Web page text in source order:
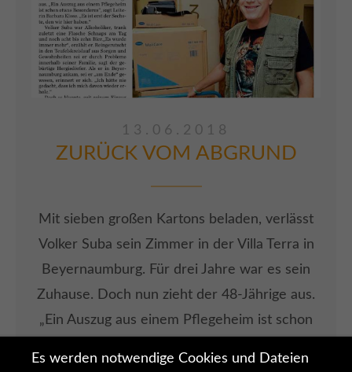
ARTIKEL LESEN
13.06.2018
ZURÜCK VOM ABGRUND
Mit sieben großen Kartons beladen, verlässt
Volker Suba sein Zimmer in der Villa Terra in
Beyernaumburg. Für drei Jahre war es sein
Zuhause. Doch nun zieht der 48-Jährige aus.
„Ein Auszug aus einem Pflegeheim ist schon
Es werden notwendige Cookies und Dateien